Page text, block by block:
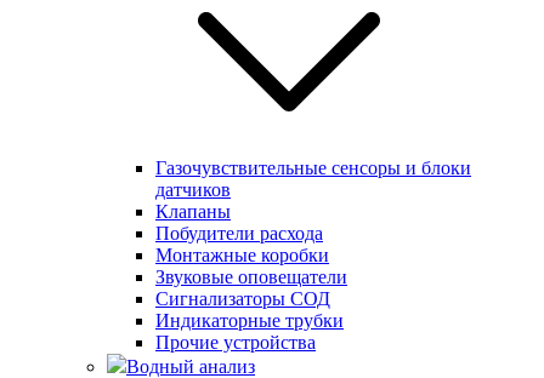
Газочувствительные сенсоры и блоки
датчиков
Клапаны
Побудители расхода
Монтажные коробки
Звуковые оповещатели
Сигнализаторы СОД
Индикаторные трубки
Прочие устройства
Водный анализ